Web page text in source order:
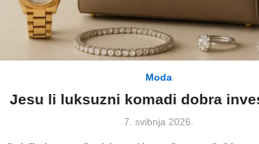
Moda
Jesu li luksuzni komadi dobra
Posted
7. svibnja 2026.